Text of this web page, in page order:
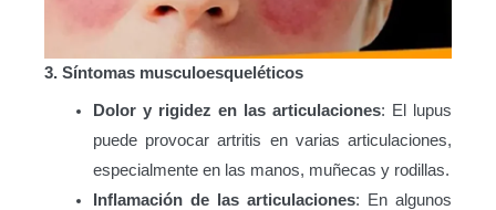
3. Síntomas musculoesqueléticos
Dolor y rigidez en las articulaciones: El lupus
puede provocar artritis en varias articulaciones,
especialmente en las manos, muñecas y rodillas.
Inflamación de las articulaciones: En algunos